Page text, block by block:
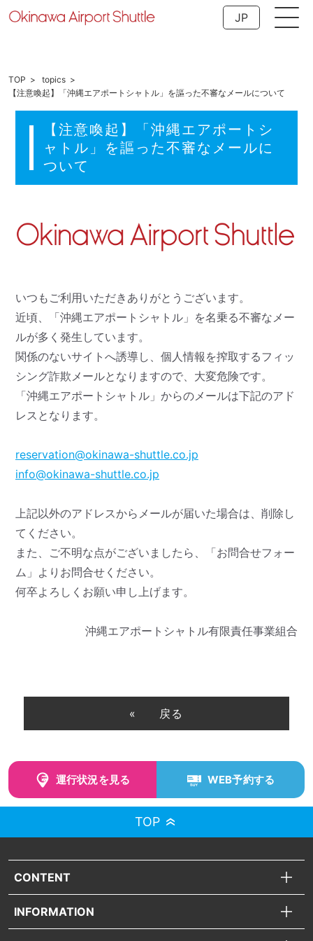
JP
TOP
topics
【注意喚起】「沖縄エアポートシャトル」を謳った不審なメールについて
【注意喚起】「沖縄エアポートシ
ャトル」を謳った不審なメールに
ついて
いつもご利用いただきありがとうございます。
近頃、「沖縄エアポートシャトル」を名乗る不審なメー
ルが多く発生しています。
関係のないサイトへ誘導し、個人情報を搾取するフィッ
シング詐欺メールとなりますので、大変危険です。
「沖縄エアポートシャトル」からのメールは下記のアド
レスとなります。
reservation@okinawa-shuttle.co.jp
info@okinawa-shuttle.co.jp
上記以外のアドレスからメールが届いた場合は、削除し
てください。
また、ご不明な点がございましたら、「お問合せフォー
ム」よりお問合せください。
何卒よろしくお願い申し上げます。
沖縄エアポートシャトル有限責任事業組合
戻る
運行状況を見る WEB予約する
TOP
CONTENT
INFORMATION